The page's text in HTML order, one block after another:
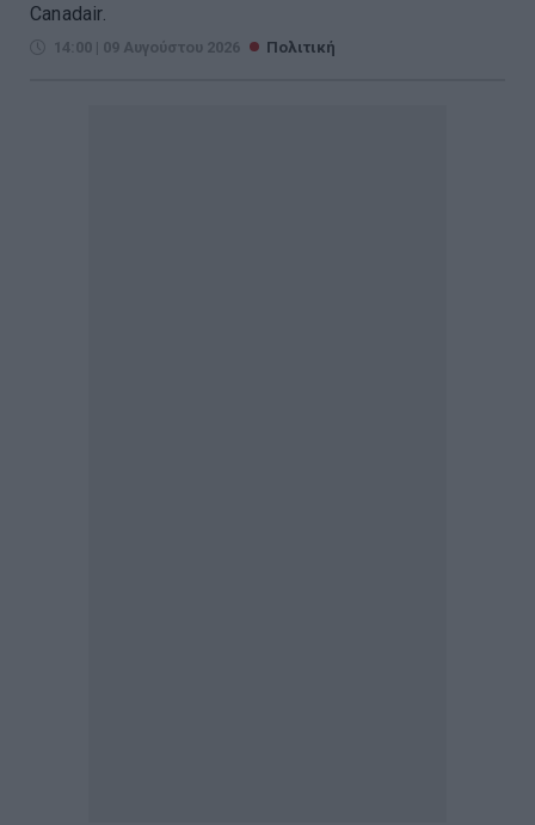
Canadair.
14:00 | 09 Αυγούστου 2026 Πολιτική